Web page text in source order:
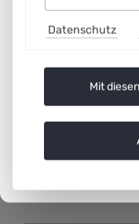
Artificial General
Versprechungen
KI Kompakt
Erscheinungsjahr:
KI Kompakt:
Datenschutz
Mit